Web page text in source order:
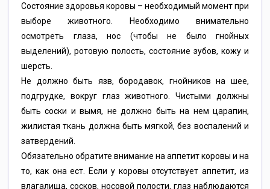
Состояние здоровья коровы – необходимый момент при
выборе животного. Необходимо внимательно
осмотреть глаза, нос (чтобы не было гнойных
выделений), ротовую полость, состояние зубов, кожу и
шерсть.
Не должно быть язв, бородавок, гнойников на шее,
подгрудке, вокруг глаз животного. Чистыми должны
быть соски и вымя, не должно быть на нем царапин,
жилистая ткань должна быть мягкой, без воспалений и
затвердений.
Обязательно обратите внимание на аппетит коровы и на
то, как она ест. Если у коровы отсутствует аппетит, из
влагалища, сосков, носовой полости, глаз наблюдаются